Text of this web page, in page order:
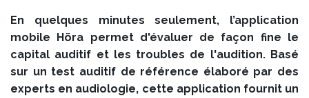
En quelques minutes seulement, l’application
mobile Höra permet d'évaluer de façon fine le
capital auditif et les troubles de l'audition. Basé
sur un test auditif de référence élaboré par des
experts en audiologie, cette application fournit un